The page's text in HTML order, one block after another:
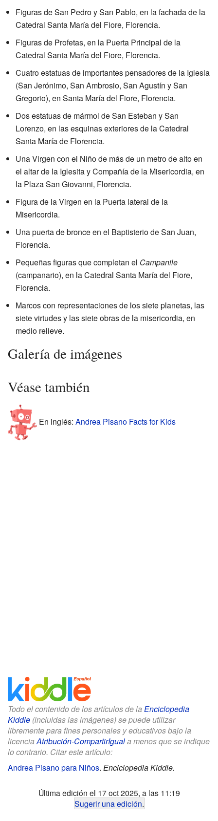
Figuras de San Pedro y San Pablo, en la fachada de la
Catedral Santa María del Fiore, Florencia.
Figuras de Profetas, en la Puerta Principal de la
Catedral Santa María del Fiore, Florencia.
Cuatro estatuas de importantes pensadores de la Iglesia
(San Jerónimo, San Ambrosio, San Agustín y San
Gregorio), en Santa María del Fiore, Florencia.
Dos estatuas de mármol de San Esteban y San
Lorenzo, en las esquinas exteriores de la Catedral
Santa María de Florencia.
Una Virgen con el Niño de más de un metro de alto en
el altar de la Iglesita y Compañía de la Misericordia, en
la Plaza San Giovanni, Florencia.
Figura de la Virgen en la Puerta lateral de la
Misericordia.
Una puerta de bronce en el Baptisterio de San Juan,
Florencia.
Pequeñas figuras que completan el Campanile
(campanario), en la Catedral Santa María del Fiore,
Florencia.
Marcos con representaciones de los siete planetas, las
siete virtudes y las siete obras de la misericordia, en
medio relieve.
Galería de imágenes
Véase también
En inglés: Andrea Pisano Facts for Kids
Todo el contenido de los artículos de la Enciclopedia
Kiddle (incluidas las imágenes) se puede utilizar
libremente para fines personales y educativos bajo la
licenciaAtribución-CompartirIguala menos que se indique
lo contrario. Citar este artículo:
Andrea Pisano para Niños. Enciclopedia Kiddle.
Última edición el 17 oct 2025, a las 11:19
Sugerir una edición.